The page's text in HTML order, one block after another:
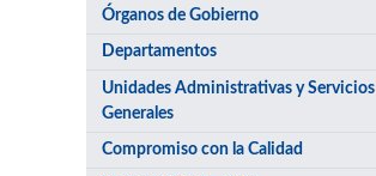
Órganos de Gobierno
Departamentos
Unidades Administrativas y Servicios
Generales
Compromiso con la Calidad